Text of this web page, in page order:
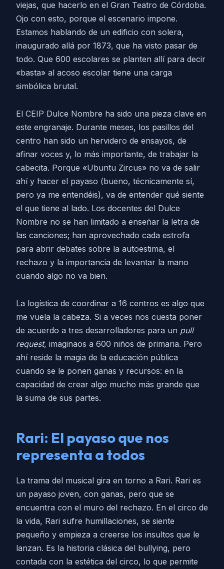
viejas, que hacerlo en el Gran Teatro de Córdoba.
Ojo con esto, porque el escenario impone.
Estamos hablando de un edificio con solera,
inaugurado allá por 1873, que ha visto pasar de
todo. Que 600 escolares se planten allí para decir
«basta» al acoso escolar tiene una carga
simbólica brutal.
El CEIP Dulce Nombre ha sido una pieza clave en
este engranaje. Durante meses, los pasillos del
centro han sido un hervidero de ensayos, de
afinar voces y, lo más importante, de trabajar la
cabecita. Porque «Ubuntu Zircus» no va de salir
ahí y hacer el payaso (bueno, técnicamente sí,
pero ya me entendéis), va de entender qué siente
el que tiene al lado. Los docentes del Dulce
Nombre no se han limitado a enseñar la letra de
las canciones; han aprovechado cada estrofa
para abrir debates sobre la autoestima, el
rechazo y la importancia de levantar la mano
cuando algo no va bien.
La logística de coordinar a 16 centros es algo que
me vuela la cabeza. Si a veces nos cuesta poner
de acuerdo a tres desarrolladores para un pull
request, imaginaos a 600 niños de primaria. Pero
ahí reside la magia de la educación pública
cuando se le ponen ganas y recursos: en la
capacidad de crear algo mucho más grande que
la suma de sus partes.
Rari: El payaso que nos
representa a todos
La trama del musical gira en torno a Rari. Rari es
un payaso joven, con ganas, pero que se
encuentra con el muro del rechazo. En el circo de
la vida, Rari sufre humillaciones, se siente
pequeño y empieza a creerse los insultos que le
lanzan. Es la historia clásica del bullying, pero
contada con la estética del circo, lo que permite